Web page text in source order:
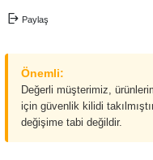
Paylaş
Önemli:
Değerli müşterimiz,
için güvenlik kilidi
değişime tabi değildir.